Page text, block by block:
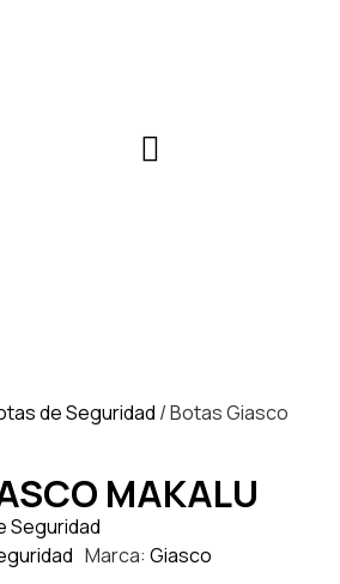
de Seguridad / Botas Giasco
MAKALU
Seguridad
Marca: Giasco